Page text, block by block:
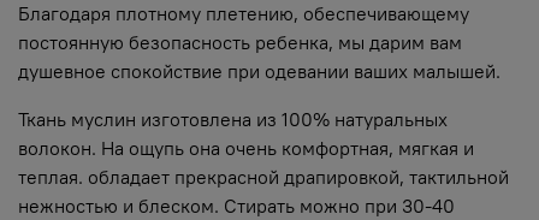
Благодаря плотному плетению, обеспечивающему
постоянную безопасность ребенка, мы дарим вам
душевное спокойствие при одевании ваших малышей.
Ткань муслин изготовлена из 100% натуральных
волокон. На ощупь она очень комфортная, мягкая и
теплая. обладает прекрасной драпировкой, тактильной
нежностью и блеском. Стирать можно при 30-40